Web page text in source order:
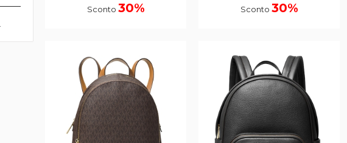
Sconto 30% Sconto 30%